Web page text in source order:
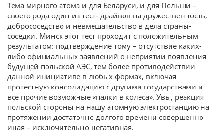
Тема мирного атома и для Беларуси, и для Польши –
своего рода один из тест- драйвов на дружественность,
добрососедство и невмешательство в дела страны-
соседки. Минск этот тест проходит с положительным
результатом: подтверждение тому – отсутствие каких-
либо официальных заявлений о неприятии появления
будущей польской АЭС, тем более противодействии
данной инициативе в любых формах, включая
протестную консолидацию с другими государствами и
все прочие возможные «палки в колеса». Увы, реакция
польской стороны на нашу атомную электростанцию на
протяжении достаточно долгого времени совершенно
иная – исключительно негативная.